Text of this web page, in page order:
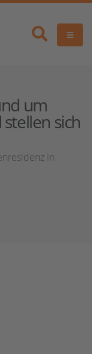
um
sich
in